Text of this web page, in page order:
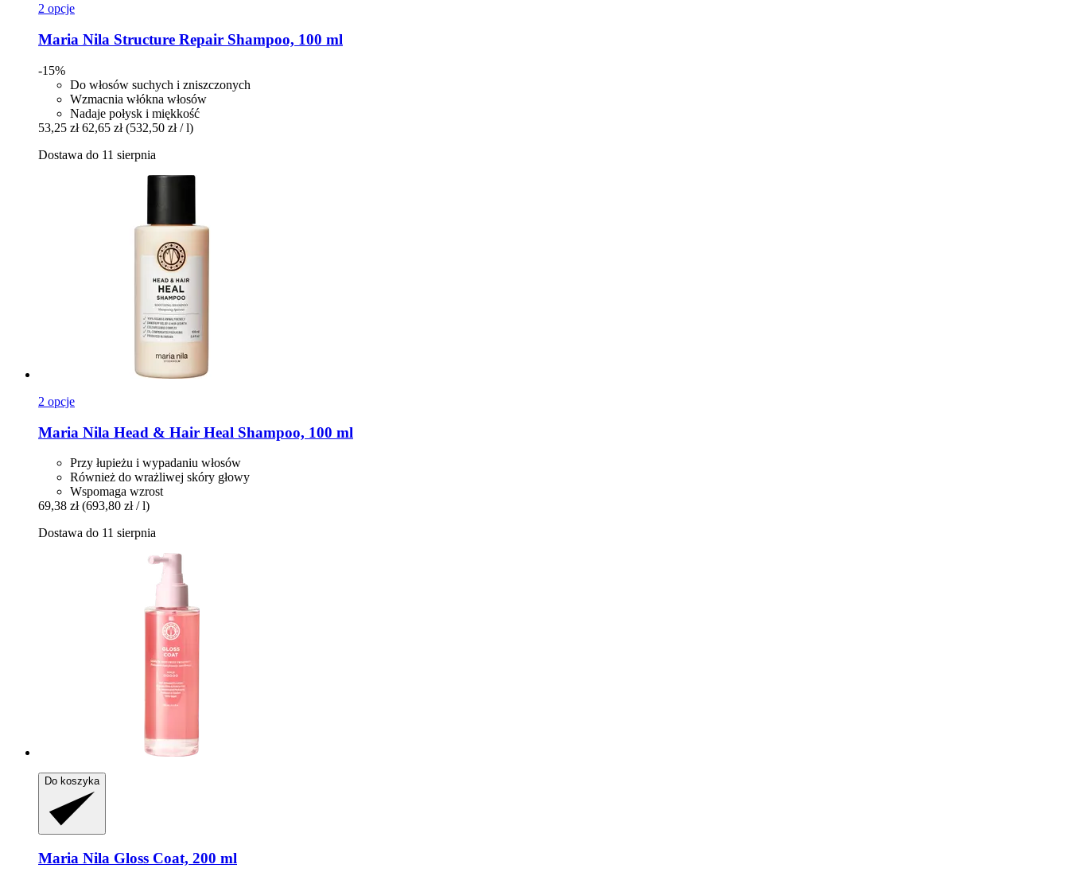
2 opcje
Maria Nila Structure Repair Shampoo, 100 ml
-15%
Do włosów suchych i zniszczonych
Wzmacnia włókna włosów
Nadaje połysk i miękkość
53,25 zł 62,65 zł (532,50 zł / l)
Dostawa do 11 sierpnia
2 opcje
Maria Nila Head & Hair Heal Shampoo, 100 ml
Przy łupieżu i wypadaniu włosów
Również do wrażliwej skóry głowy
Wspomaga wzrost
69,38 zł (693,80 zł / l)
Dostawa do 11 sierpnia
Do koszyka
Maria Nila Gloss Coat, 200 ml